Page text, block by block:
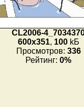
CL2006-
600x351, 100kБ
Просмотров: 336
Рейтинг: 0%